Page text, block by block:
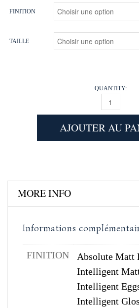
FINITION
TAILLE
QUANTITY:
HORTENSE
AJOUTER AU
MORE INFO
Informations
FINITION Absolute Matt
Intelligent
Intelligent
Intelligent